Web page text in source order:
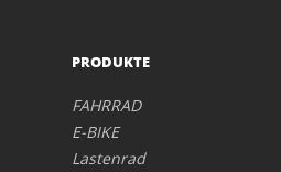
PRODUKTE
FAHRRAD
E-BIKE
Lastenrad